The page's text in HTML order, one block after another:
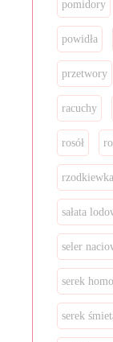
pomidory
powidła
przetwory
racuchy
rosół
rzodkiewka
sałata
seler
serek
serek